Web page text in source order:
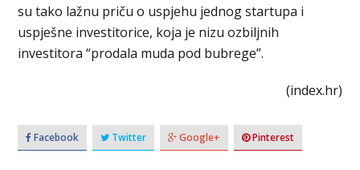
su tako lažnu priču o uspjehu jednog startupa i
uspješne investitorice, koja je nizu ozbiljnih
investitora “prodala muda pod bubrege”.
(index.hr)
Facebook Twitter Google+ Pinterest